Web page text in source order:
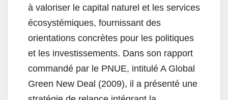
à valoriser le capital naturel et les services
écosystémiques, fournissant des
orientations concrètes pour les politiques
et les investissements. Dans son rapport
commandé par le PNUE, intitulé A Global
Green New Deal (2009), il a présenté une